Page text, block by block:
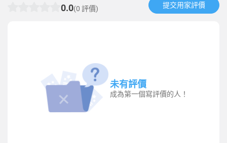
0.0(0 評價) 提交用家評價​
未有評價
成為第一個寫評價的人！